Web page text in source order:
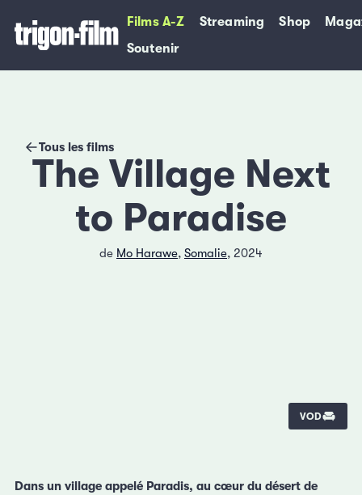
Films A-Z Streaming Shop
Soutenir
Tous les films
The Village Next
to Paradise
de Mo Harawe, Somalie, 2024
VOD
Dans un village appelé Paradis, au cœur du désert de